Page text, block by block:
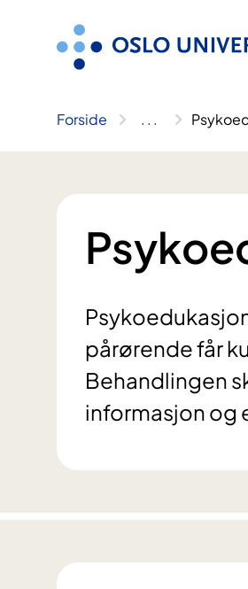
Forside .. .
pårørende får
Behandlingen
informasjon og